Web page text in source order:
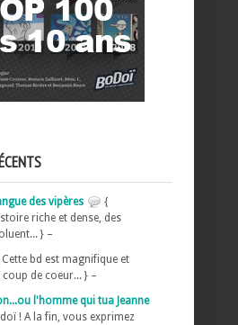
des vipères
{
riche et dense, des
} –
Cette bd est magnifique et
de coeur... } –
l'homme qui tua Jeanne
! A la fin, vous exprimez